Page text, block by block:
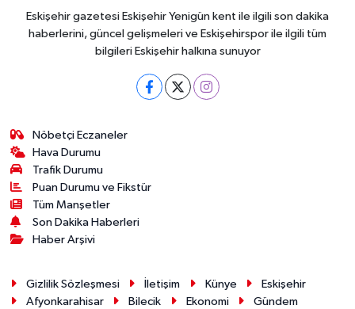
Eskişehir gazetesi Eskişehir Yenigün kent ile ilgili son dakika
haberlerini, güncel gelişmeleri ve Eskişehirspor ile ilgili tüm
bilgileri Eskişehir halkına sunuyor
Nöbetçi Eczaneler
Hava Durumu
Trafik Durumu
Puan Durumu ve Fikstür
Tüm Manşetler
Son Dakika Haberleri
Haber Arşivi
Gizlilik Sözleşmesi İletişim Künye
Eskişehir
Afyonkarahisar
Bilecik Ekonomi
Gündem